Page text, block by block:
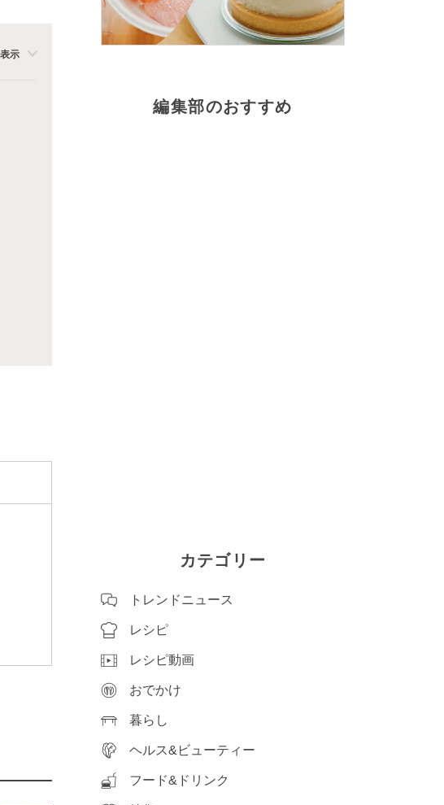
示
編集部のおすすめ
カテゴリー
トレンドニュース
レシピ
レシピ動画
おでかけ
暮らし
ヘルス&ビューティー
フード&ドリンク